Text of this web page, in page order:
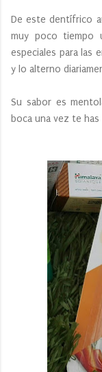
De este dentífrico
muy poco tiempo
especiales para las
y lo alterno
Su sabor es
boca una vez te